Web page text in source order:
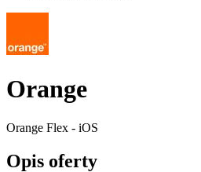
Orange
Orange Flex - iOS
Opis oferty